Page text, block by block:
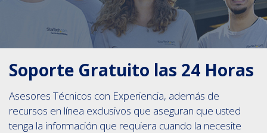
Soporte Gratuito las 24 Horas
Asesores Técnicos con Experiencia, además de
recursos en línea exclusivos que aseguran que usted
tenga la información que requiera cuando la necesite